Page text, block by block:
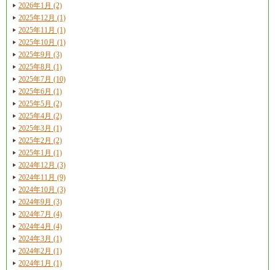
2026年1月 (2)
2025年12月 (1)
2025年11月 (1)
2025年10月 (1)
2025年9月 (3)
2025年8月 (1)
2025年7月 (10)
2025年6月 (1)
2025年5月 (2)
2025年4月 (2)
2025年3月 (1)
2025年2月 (2)
2025年1月 (1)
2024年12月 (3)
2024年11月 (9)
2024年10月 (3)
2024年9月 (3)
2024年7月 (4)
2024年4月 (4)
2024年3月 (1)
2024年2月 (1)
2024年1月 (1)